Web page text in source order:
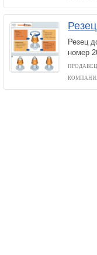
Резец
номер